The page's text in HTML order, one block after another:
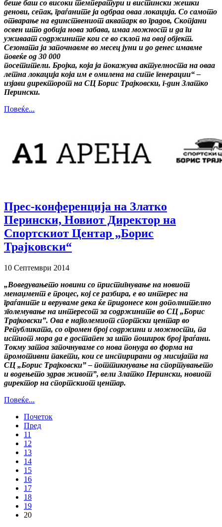
беше баш со високи температури и вистински жешки
денови, сепак, граѓаните ја одбраа оваа локација. Со самото
отварање на единствениот аквапарк во градов, Скопјани
освен што добија нова забава, имаа можност и да ги
уживаат содржините кои се во склоп на овој објект.
Сезоната ја започнавме во месец јуни и до денес имавме
повеќе од 30 000
посетители. Бројка, која ја покажува актуелноста на оваа
летна локација која им е омилена на сите генерации“ –
изјави директорот на СЦ Борис Трајковски, г-дин Златко
Перински.
Повеќе...
Прес-конференција на Златко
Перински, Новиот Директор на
Спортскиот Центар „Борис
Трајковски“
10 Септември 2014
„Воведувањето новини со пристигнување на новиот
менаџмент е процес, кој се разбира, е во интерес на
граѓаните и веруваме дека ќе придонесе кон дополнително
зголемување на интересот за содржините во СЦ „Борис
Трајковски”. Ова е најголемиот спортски центар во
Републиката, со огромен број содржини и можности, па
истиот мора да е достапен за што поширок број граѓани.
Токму затоа започнуваме со нова понуда во форма на
промотивни пакети, кои се инспирирани од мисијата на
СЦ „Борис Трајковски” – поттикнување на спортувањето
и водењето здрав живот”, вели Златко Перински, новиот
директор на спортскиот центар.
Повеќе...
Почеток
Пред
11
12
13
14
15
16
17
18
19
20